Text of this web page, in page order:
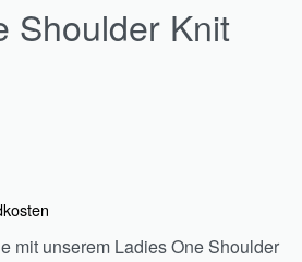
Shoulder Knit
mit unserem Ladies One Shoulder